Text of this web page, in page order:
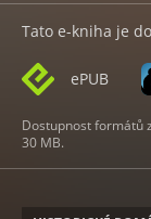
Tato e-kniha je
ePUB
Dostupnost formátů
30 MB.